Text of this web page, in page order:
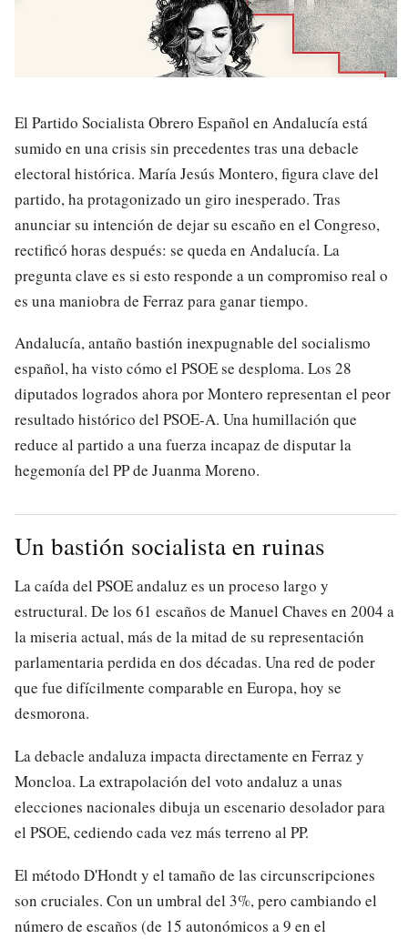
El Partido Socialista Obrero Español en Andalucía está
sumido en una crisis sin precedentes tras una debacle
electoral histórica. María Jesús Montero, figura clave del
partido, ha protagonizado un giro inesperado. Tras
anunciar su intención de dejar su escaño en el Congreso,
rectificó horas después: se queda en Andalucía. La
pregunta clave es si esto responde a un compromiso real o
es una maniobra de Ferraz para ganar tiempo.
Andalucía, antaño bastión inexpugnable del socialismo
español, ha visto cómo el PSOE se desploma. Los 28
diputados logrados ahora por Montero representan el peor
resultado histórico del PSOE-A. Una humillación que
reduce al partido a una fuerza incapaz de disputar la
hegemonía del PP de Juanma Moreno.
Un bastión socialista en ruinas
La caída del PSOE andaluz es un proceso largo y
estructural. De los 61 escaños de Manuel Chaves en 2004 a
la miseria actual, más de la mitad de su representación
parlamentaria perdida en dos décadas. Una red de poder
que fue difícilmente comparable en Europa, hoy se
desmorona.
La debacle andaluza impacta directamente en Ferraz y
Moncloa. La extrapolación del voto andaluz a unas
elecciones nacionales dibuja un escenario desolador para
el PSOE, cediendo cada vez más terreno al PP.
El método D'Hondt y el tamaño de las circunscripciones
son cruciales. Con un umbral del 3%, pero cambiando el
número de escaños (de 15 autonómicos a 9 en el